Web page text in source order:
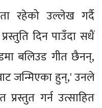
रहेको उल्लेख गर्दै
दिन पाउँदा सधैं
बलिउड गीत छैनन्,
जन्मिएका हुन्,' उनले
गर्न उत्साहित